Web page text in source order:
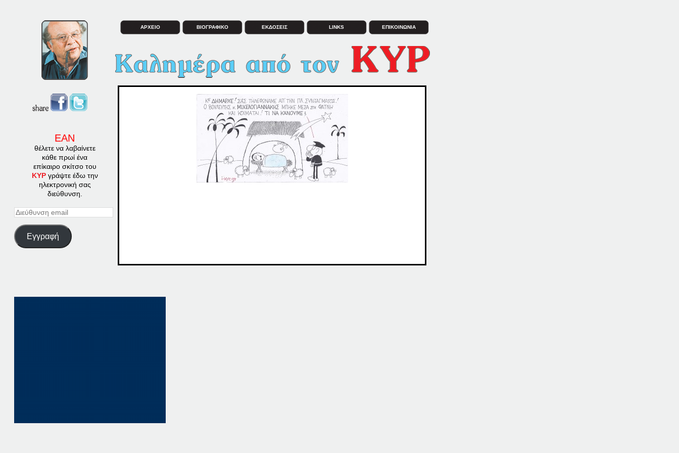
ΕΑΝ
θέλετε να λαβαίνετε
κάθε πρωί ένα
επίκαιρο σκίτσο του
ΚΥΡγράψτε έδω την
ηλεκτρονική σας
διεύθυνση.
Διεύθυνση
Εγγραφή
ΑΡΧΕΙΟ ΒΙΟΓΡΑΦΙΚΟ ΕΚΔΟΣΕΙΣ LINKS ΕΠΙΚΟΙΝΩΝΙΑ